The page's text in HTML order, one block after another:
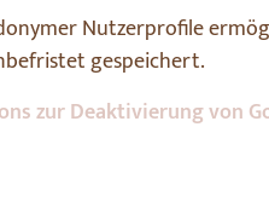
Nutzerprofile
gespeichert.
zur Deaktivierung von